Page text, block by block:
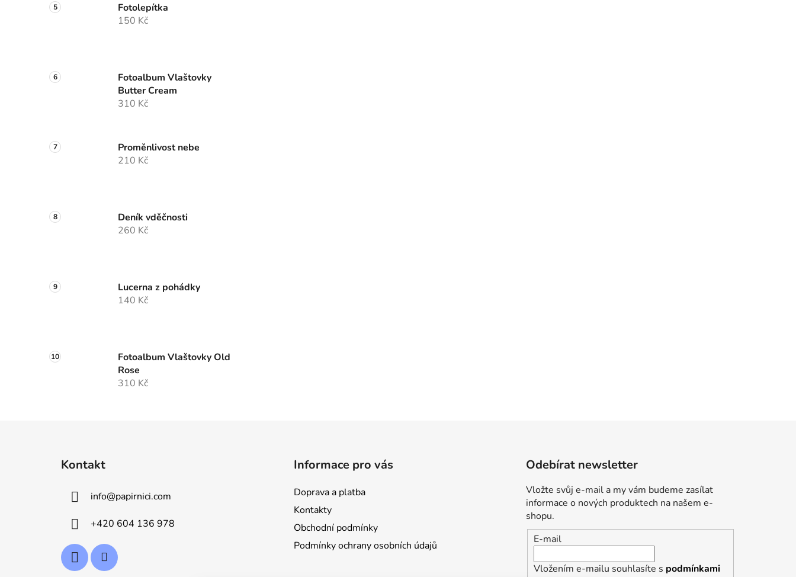
Fotolepítka
150 Kč
Fotoalbum Vlaštovky
Butter Cream
310 Kč
Proměnlivost nebe
210 Kč
Deník vděčnosti
260 Kč
Lucerna z pohádky
140 Kč
Fotoalbum Vlaštovky Old
Rose
310 Kč
Kontakt
info@papirnici.com
+420 604 136 978
Informace pro vás
Doprava a platba
Kontakty
Obchodní podmínky
Podmínky ochrany osobních údajů
Odebírat newsletter
Vložte svůj e-mail a my vám budeme zasílat
informace o nových produktech na našem e-
shopu.
E-mail
Vložením e-mailu souhlasíte s podmínkami